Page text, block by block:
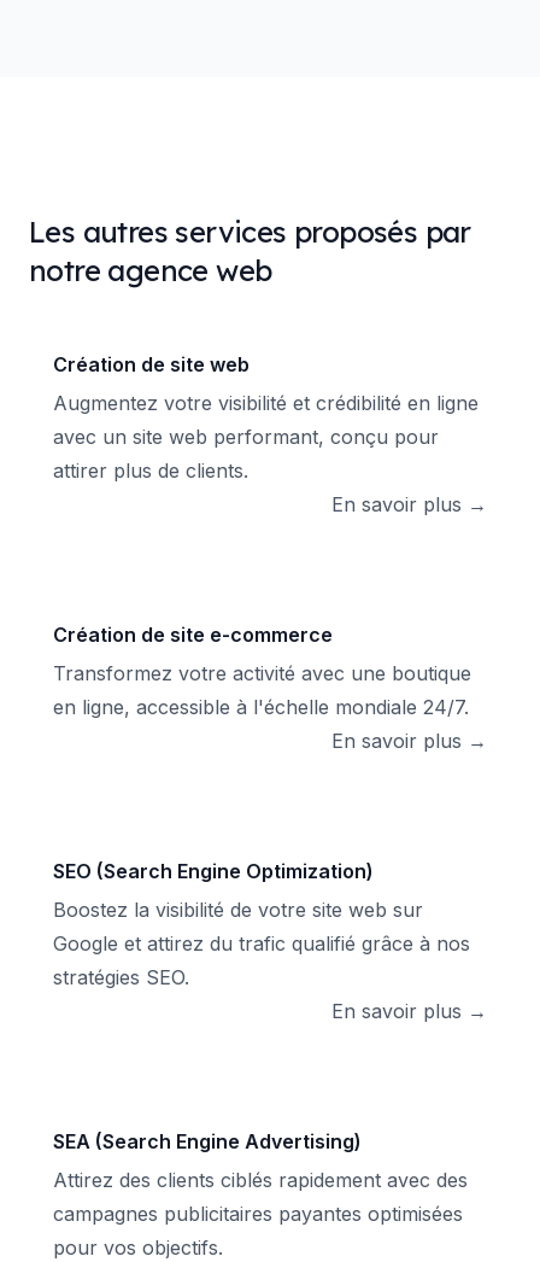
Les autres services proposés par
notre agence web
Création de site web
Augmentez votre visibilité et crédibilité en ligne
avec un site web performant, conçu pour
attirer plus de clients.
En savoir plus →
Création de site e-commerce
Transformez votre activité avec une boutique
en ligne, accessible à l'échelle mondiale 24/7.
En savoir plus →
SEO (Search Engine Optimization)
Boostez la visibilité de votre site web sur
Google et attirez du trafic qualifié grâce à nos
stratégies SEO.
En savoir plus →
SEA (Search Engine Advertising)
Attirez des clients ciblés rapidement avec des
campagnes publicitaires payantes optimisées
pour vos objectifs.